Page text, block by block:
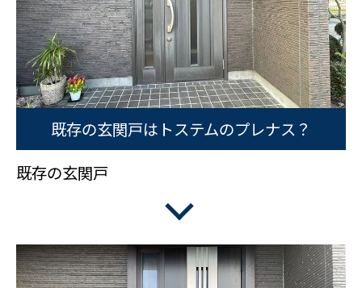
既存の玄関戸はトステムのプレナス？
既存の玄関戸